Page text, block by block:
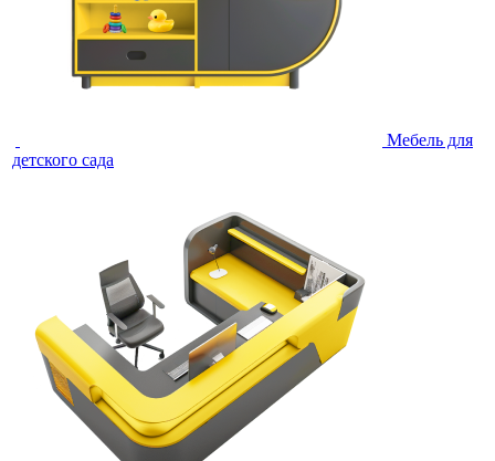
Мебель для
детского сада